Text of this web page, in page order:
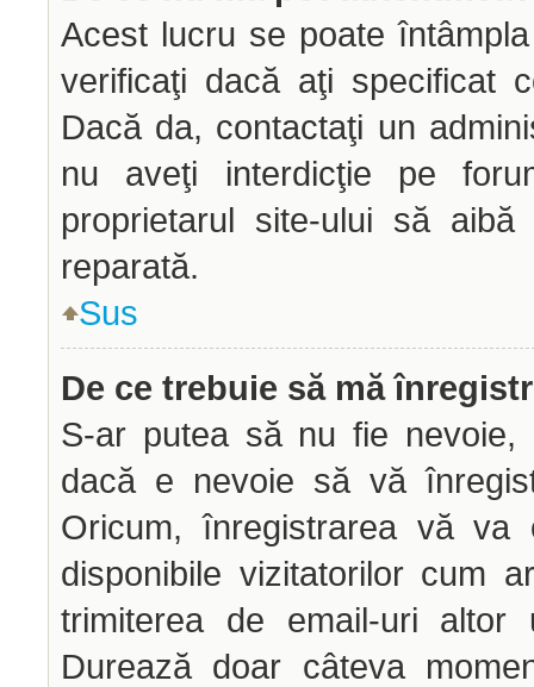
Acest lucru se poate
verificaţi dacă aţi specificat
Dacă da, contactaţi un
nu aveţi interdicţie pe
proprietarul site-ului să
reparată.
Sus
De ce trebuie să mă
S-ar putea să nu fie nevoie,
dacă e nevoie să vă
Oricum, înregistrarea vă
disponibile vizitatorilor cum
trimiterea de email-uri
Durează doar câteva